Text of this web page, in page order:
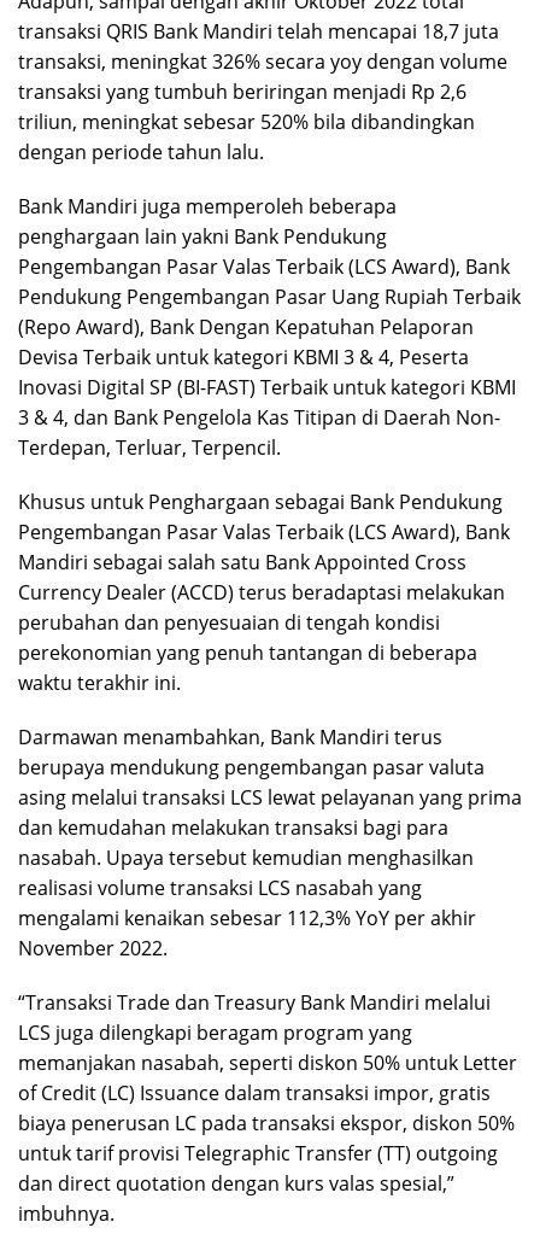
transaksi QRIS Bank Mandiri telah mencapai 18,7 juta
transaksi, meningkat 326% secara yoy dengan volume
transaksi yang tumbuh beriringan menjadi Rp 2,6
triliun, meningkat sebesar 520% bila dibandingkan
dengan periode tahun lalu.
Bank Mandiri juga memperoleh beberapa
penghargaan lain yakni Bank Pendukung
Pengembangan Pasar Valas Terbaik (LCS Award), Bank
Pendukung Pengembangan Pasar Uang Rupiah Terbaik
(Repo Award), Bank Dengan Kepatuhan Pelaporan
Devisa Terbaik untuk kategori KBMI 3 & 4, Peserta
Inovasi Digital SP (BI-FAST) Terbaik untuk kategori KBMI
3 & 4, dan Bank Pengelola Kas Titipan di Daerah Non-
Terdepan, Terluar, Terpencil.
Khusus untuk Penghargaan sebagai Bank Pendukung
Pengembangan Pasar Valas Terbaik (LCS Award), Bank
Mandiri sebagai salah satu Bank Appointed Cross
Currency Dealer (ACCD) terus beradaptasi melakukan
perubahan dan penyesuaian di tengah kondisi
perekonomian yang penuh tantangan di beberapa
waktu terakhir ini.
Darmawan menambahkan, Bank Mandiri terus
berupaya mendukung pengembangan pasar valuta
asing melalui transaksi LCS lewat pelayanan yang prima
dan kemudahan melakukan transaksi bagi para
nasabah. Upaya tersebut kemudian menghasilkan
realisasi volume transaksi LCS nasabah yang
mengalami kenaikan sebesar 112,3% YoY per akhir
November 2022.
“Transaksi Trade dan Treasury Bank Mandiri melalui
LCS juga dilengkapi beragam program yang
memanjakan nasabah, seperti diskon 50% untuk Letter
of Credit (LC) Issuance dalam transaksi impor, gratis
biaya penerusan LC pada transaksi ekspor, diskon 50%
untuk tarif provisi Telegraphic Transfer (TT) outgoing
dan direct quotation dengan kurs valas spesial,”
imbuhnya.